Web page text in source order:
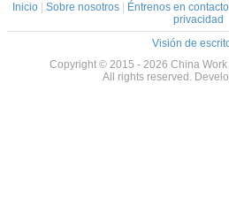
Inicio| Sobre nosotros| Éntrenos en
privacidad
Visión de
Copyright © 2015 - 2026 China
All rights reserved.